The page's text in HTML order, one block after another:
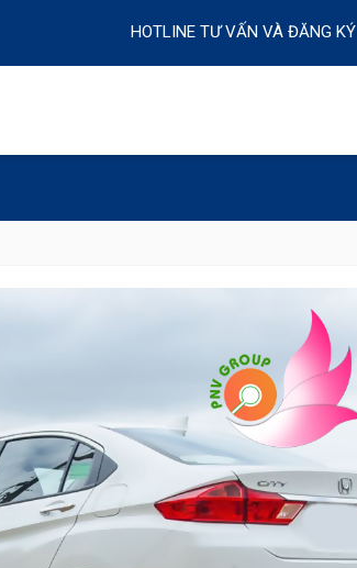
HOTLINE TƯ VẤN VÀ ĐĂNG KÝ